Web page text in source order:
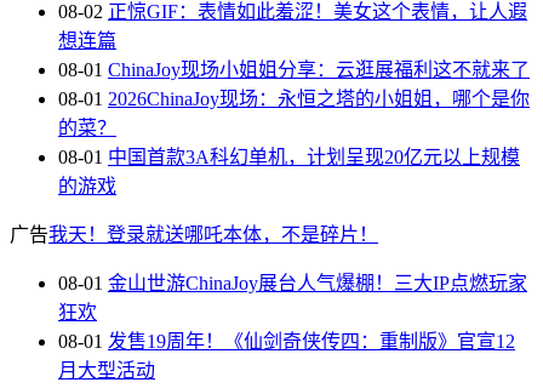
08-02 正惊GIF：表情如此羞涩！美女这个表情，让人遐
想连篇
08-01 ChinaJoy现场小姐姐分享：云逛展福利这不就来了
08-01 2026ChinaJoy现场：永恒之塔的小姐姐，哪个是你
的菜？
08-01 中国首款3A科幻单机，计划呈现20亿元以上规模
的游戏
广告我天！登录就送哪吒本体，不是碎片！
08-01 金山世游ChinaJoy展台人气爆棚！三大IP点燃玩家
狂欢
08-01 发售19周年！《仙剑奇侠传四：重制版》官宣12
月大型活动